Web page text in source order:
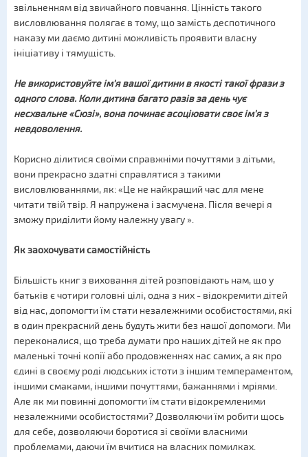
звільненням від звичайного повчання. Цінність такого
висловлювання полягає в тому, що замість деспотичного
наказу ми даємо дитині можливість проявити власну
ініціативу і тямущість.
Не використовуйте ім'я вашої дитини в якості такої фрази з
одного слова. Коли дитина багато разів за день чує
несхвальне «Сюзі», вона починає асоціювати своє ім'я з
невдоволення.
Корисно ділитися своїми справжніми почуттями з дітьми,
вони прекрасно здатні справлятися з такими
висловлюваннями, як: «Це не найкращий час для мене
читати твій твір. Я напружена і засмучена. Після вечері я
зможу приділити йому належну увагу ».
Як заохочувати самостійність
Більшість книг з виховання дітей розповідають нам, що у
батьків є чотири головні цілі, одна з них - відокремити дітей
від нас, допомогти їм стати незалежними особистостями, які
в один прекрасний день будуть жити без нашої допомоги. Ми
переконалися, що треба думати про наших дітей не як про
маленькі точні копії або продовженнях нас самих, а як про
єдині в своєму роді людських істоти з іншим темпераментом,
іншими смаками, іншими почуттями, бажаннями і мріями.
Але як ми повинні допомогти їм стати відокремленими
незалежними особистостями? Дозволяючи їм робити щось
для себе, дозволяючи боротися зі своїми власними
проблемами, даючи їм вчитися на власних помилках.